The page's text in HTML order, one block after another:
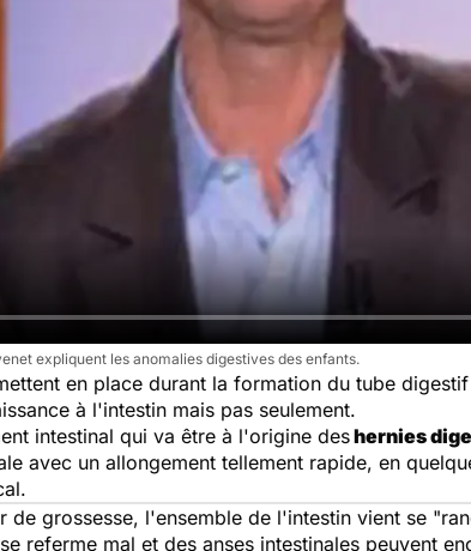
expliquent les anomalies digestives des enfants.
en place durant la formation du tube
à l'intestin mais pas seulement.
intestinal qui va être à l'origine deshernies
avec un allongement tellement rapide, en
de grossesse, l'ensemble de l'intestin vient se
referme mal et des anses intestinales peuvent